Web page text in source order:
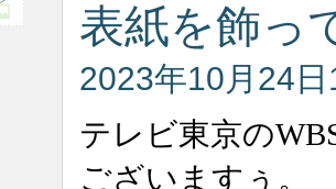
表紙を飾っ
2023年10月24
テレビ東京の
ございますぅ。